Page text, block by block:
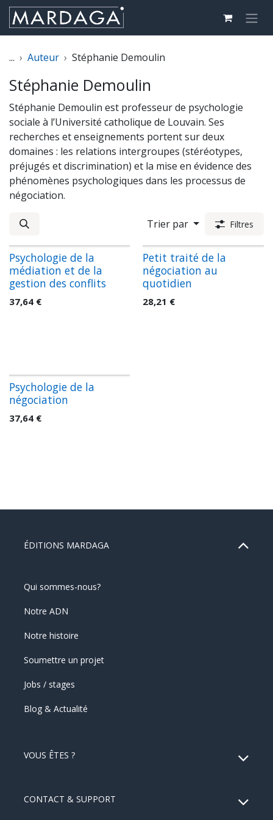
Se rendre au contenu
... Auteur Stéphanie Demoulin
Stéphanie Demoulin
Stéphanie Demoulin est professeur de psychologie
sociale à l’Université catholique de Louvain. Ses
recherches et enseignements portent sur deux
domaines : les relations intergroupes (stéréotypes,
préjugés et discrimination) et la mise en évidence des
phénomènes psychologiques dans les processus de
négociation.
Trier par Filtres
Psychologie de la
médiation et de la
gestion des conflits
37,64 €
Petit traité de la
négociation au
quotidien
28,21 €
Psychologie de la
négociation
37,64 €
ÉDITIONS MARDAGA
Qui sommes-nous?
Notre ADN
Notre histoire
Soumettre un projet
Jobs / stages
Blog & Actualité
VOUS ÊTES ?
CONTACT & SUPPORT